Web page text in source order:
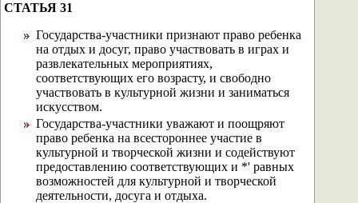
СТАТЬЯ 31
Государства-участники признают право ребенка
на отдых и досуг, право участвовать в играх и
развлекательных мероприятиях,
соответствующих его возрасту, и свободно
участвовать в культурной жизни и заниматься
искусством.
Государства-участники уважают и поощряют
право ребенка на всестороннее участие в
культурной и творческой жизни и содействуют
предоставлению соответствующих и *' равных
возможностей для культурной и творческой
деятельности, досуга и отдыха.